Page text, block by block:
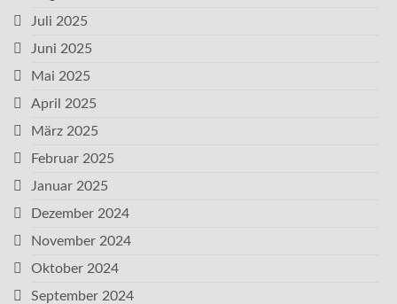
Juli 2025
Juni 2025
Mai 2025
April 2025
März 2025
Februar 2025
Januar 2025
Dezember 2024
November 2024
Oktober 2024
September 2024